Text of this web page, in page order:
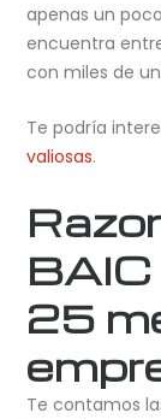
apenas un
encuentra
con miles de
Te podría
valiosas.
25
Te contamos